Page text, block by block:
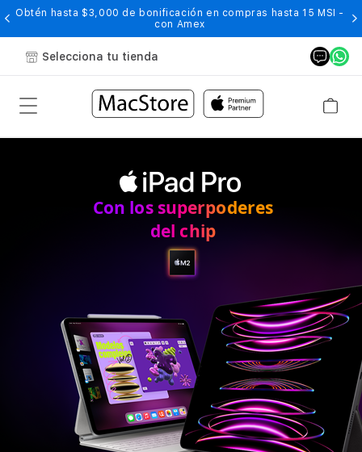
Obtén hasta $3,000 de bonificación en compras hasta 15 MSI -
con Amex
Selecciona tu tienda
Con los superpoderes
del chip